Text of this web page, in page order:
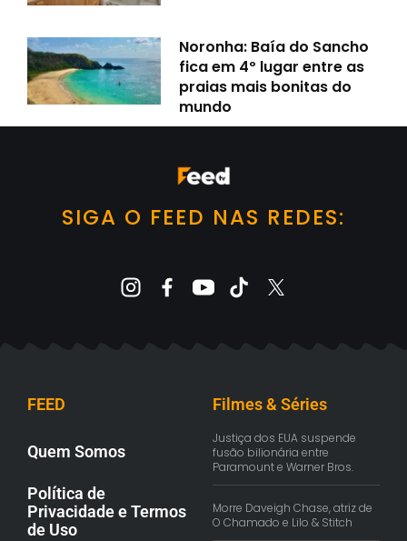
Noronha: Baía do Sancho
fica em 4º lugar entre as
praias mais bonitas do
mundo
SIGA O FEED NAS REDES:
FEED
Quem Somos
Política de
Privacidade e Termos
de Uso
Filmes & Séries
Justiça dos EUA suspende
fusão bilionária entre
Paramount e Warner Bros.
Morre Daveigh Chase, atriz de
O Chamado e Lilo & Stitch